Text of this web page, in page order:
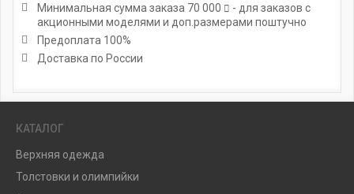
Минимальная сумма заказа 70 000
- для заказов с
акционными моделями и доп.размерами поштучно
Предоплата 100%
Доставка по России
КАТАЛОГ
Верхняя одежда
Толстовки и олимпийки